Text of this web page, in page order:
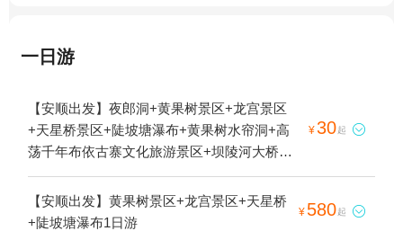
一日游
【安顺出发】夜郎洞+黄果树景区+龙宫景区
+天星桥景区+陡坡塘瀑布+黄果树水帘洞+高
荡千年布依古寨文化旅游景区+坝陵河大桥
+安顺本地玩乐+黄果树大瀑布夜游1日游
¥30起 
【安顺出发】黄果树景区+龙宫景区+天星桥
+陡坡塘瀑布1日游
¥ 580起 